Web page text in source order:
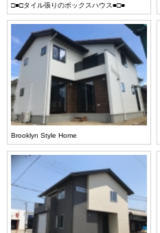
□■□タイル張りのボックスハウス■□■
Brooklyn Style Home